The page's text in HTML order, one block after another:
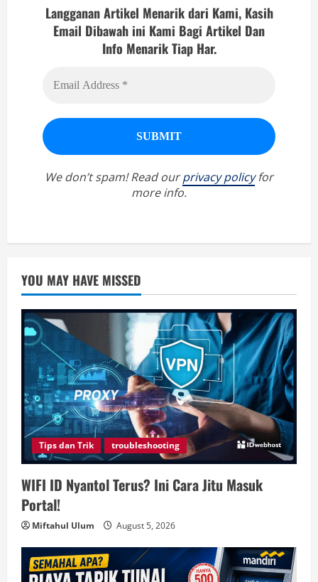
Langganan Artikel Menarik dari Kami, Kasih
Email Dibawah ini Kami Bagi Artikel Dan
Info Menarik Tiap Har.
We don’t spam! Read ourprivacy policyfor
more info.
YOU MAY HAVE MISSED
Tips dan Trik troubleshooting
WIFI ID Nyantol Terus? Ini Cara Jitu Masuk
Portal!
Miftahul Ulum August 5, 2026